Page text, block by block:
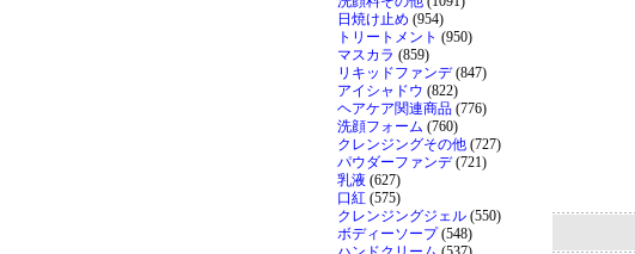
日焼け止め (954)
トリートメント (950)
マスカラ (859)
リキッドファンデ(847)
アイシャドウ (822)
ヘアケア関連商品 (776)
洗顔フォーム (760)
クレンジングその他 (727)
パウダーファンデ(721)
乳液 (627)
口紅 (575)
クレンジングジェル (550)
ボディーソープ(548)